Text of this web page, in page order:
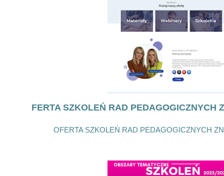
FERTA SZKOLEŃ RAD PEDAGOGICZNYCH
OFERTA SZKOLEŃ RAD PEDAGOGICZNYCH